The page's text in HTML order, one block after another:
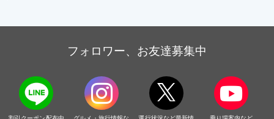
フォロワー、お友達募集中